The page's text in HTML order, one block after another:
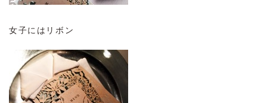
女子にはリボン